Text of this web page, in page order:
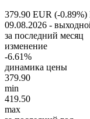
379.90 EUR (-0.89%)
09.08.2026 -
за последний месяц
изменение
-6.61%
динамика цены
379.90
min
419.50
max